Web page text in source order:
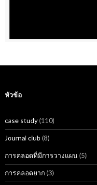
หัวข้อ
case study(110)
Journal club (8)
การคลอดที่มีการวางแผน(5)
การคลอดยาก(3)